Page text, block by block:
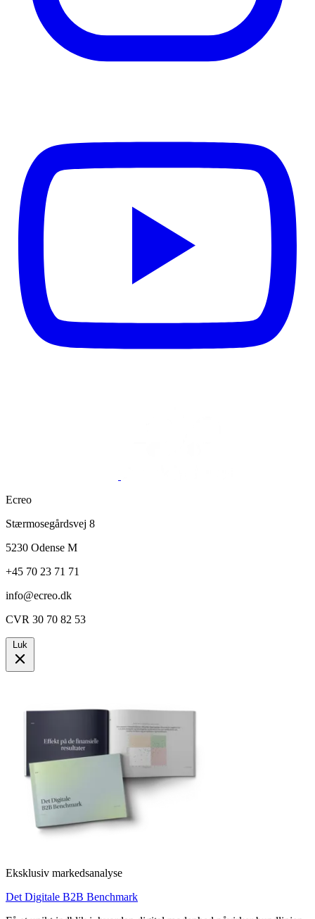
Ecreo
Stærmosegårdsvej 8
5230 Odense M
+45 70 23 71 71
info@ecreo.dk
CVR 30 70 82 53
Luk
Eksklusiv markedsanalyse
Det Digitale B2B Benchmark